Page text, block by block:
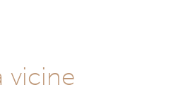
vicine